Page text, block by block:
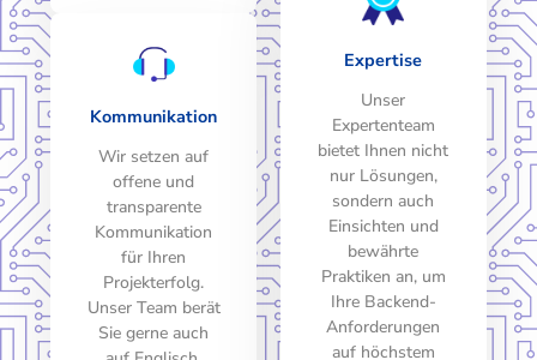
Kommunikation
Wir setzen auf
offene und
transparente
Kommunikation
für Ihren
Projekterfolg.
Unser Team berät
Sie gerne auch
Expertise
Unser
Expertenteam
bietet Ihnen nicht
nur Lösungen,
sondern auch
Einsichten und
bewährte
Praktiken an, um
Ihre Backend-
Anforderungen
auf höchstem